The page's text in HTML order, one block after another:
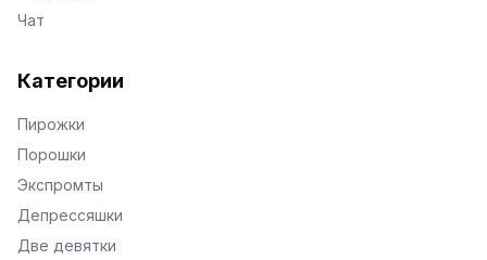
Чат
Категории
Пирожки
Порошки
Экспромты
Депрессяшки
Две девятки